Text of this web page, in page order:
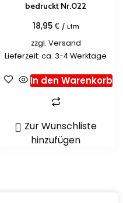
bedruckt Nr.022
18,95 € / Lfm
zzgl. Versand
Lieferzeit: ca. 3-4 Werktage
In den Warenkorb
Zur Wunschliste
hinzufügen